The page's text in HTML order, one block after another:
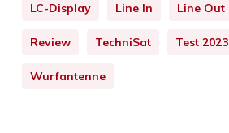
LC-Display Line In Line Out
Review TechniSat Test 2023
Wurfantenne